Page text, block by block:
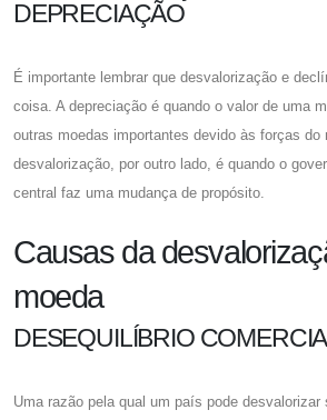
DEPRECIAÇÃO
É importante lembrar que desvalorização e
coisa. A depreciação é quando o valor de uma
outras moedas importantes devido às forças do
desvalorização, por outro lado, é quando o
central faz uma mudança de propósito.
Causas da
moeda
DESEQUILÍBRIO
Uma razão pela qual um país pode desvalorizar